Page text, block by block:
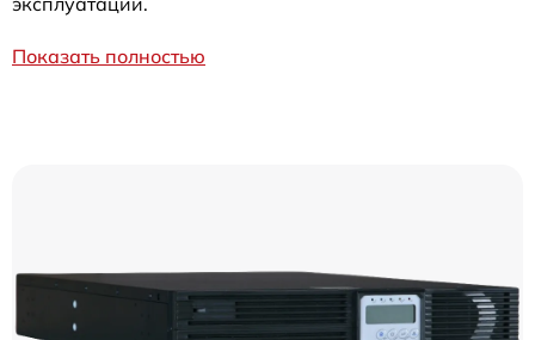
Показать полностью